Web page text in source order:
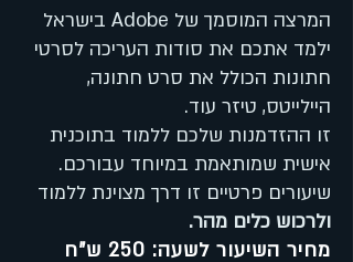
המרצה המוסמך של Adobe בישראל
ילמד אתכם את סודות העריכה לסרטי
חתונות הכולל את סרט חתונה,
היילייטס, טיזר עוד.
זו ההזדמנות שלכם ללמוד בתוכנית
אישית שמותאמת במיוחד עבורכם.
שיעורים פרטיים זו דרך מצוינת ללמוד
ולרכוש כלים מהר.
מחיר השיעור לשעה: 250 ש"ח